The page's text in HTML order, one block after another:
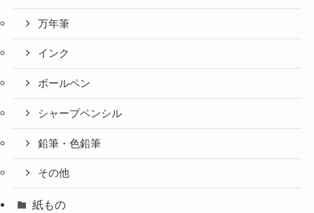
万年筆
インク
ボールペン
シャープペンシル
鉛筆・色鉛筆
その他
紙もの